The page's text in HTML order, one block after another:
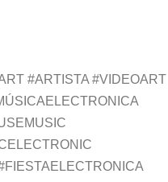
#ARTISTA #VIDEOART